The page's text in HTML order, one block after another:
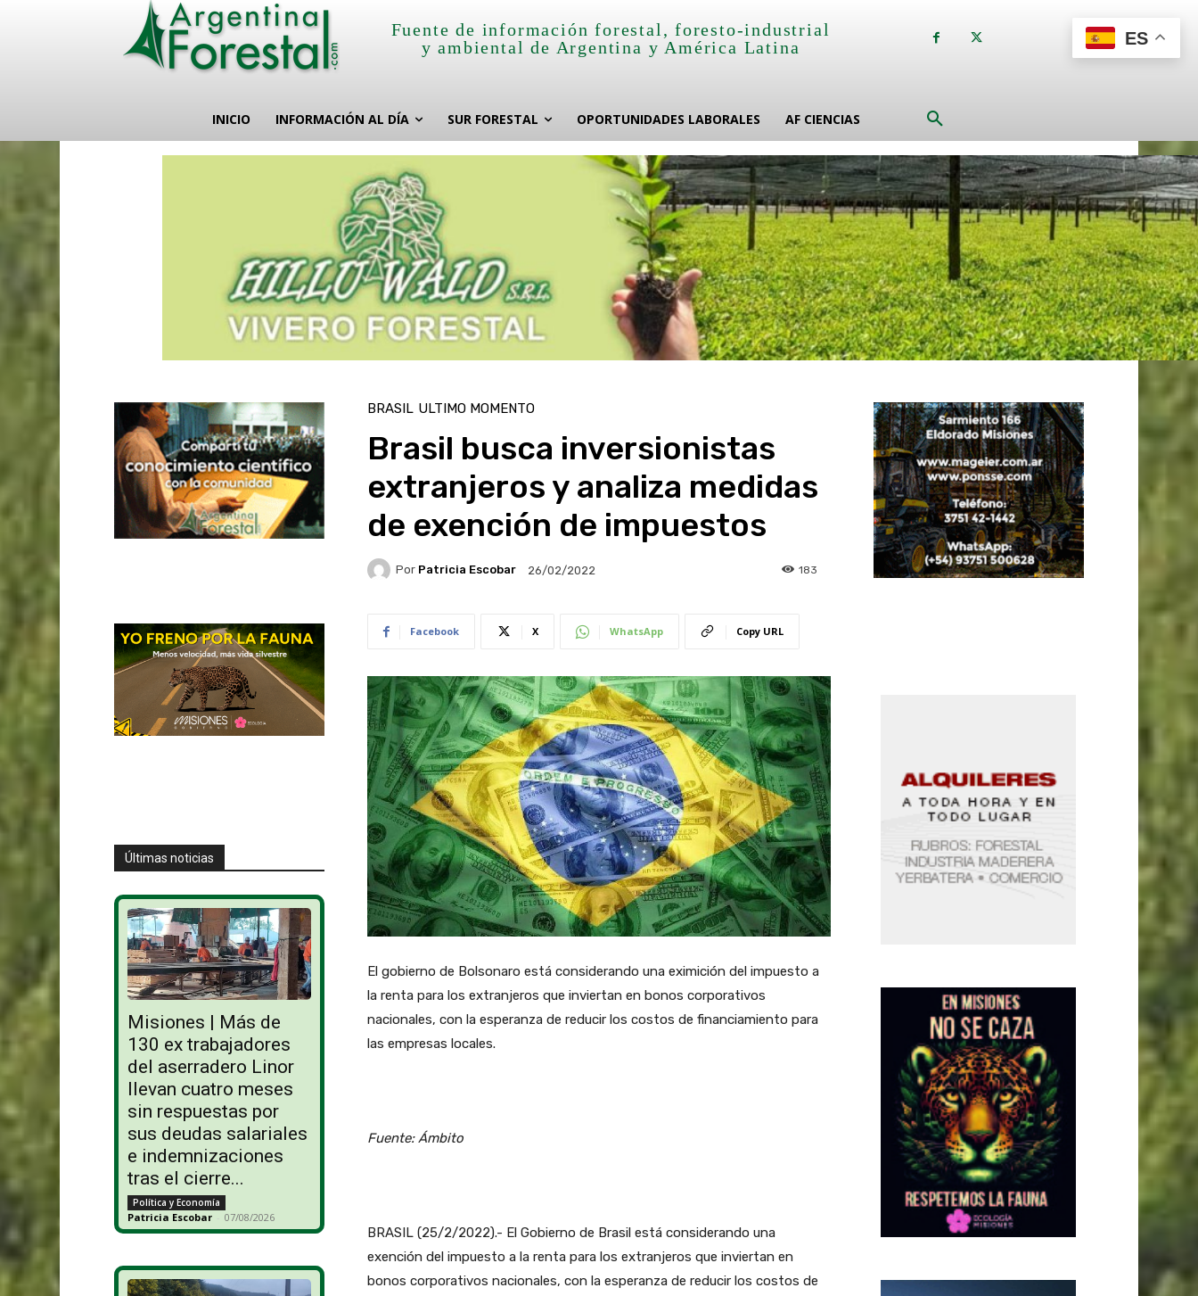
Fuente de información forestal, foresto-industrial
y ambiental de Argentina y América Latina
INICIO INFORMACIÓN AL DÍA SUR FORESTAL OPORTUNIDADES LABORALES AF CIENCIAS
Últimas noticias
Misiones | Más de
130 ex trabajadores
del aserradero Linor
llevan cuatro meses
sin respuestas por
sus deudas salariales
e indemnizaciones
tras el cierre...
Política y Economía
Patricia Escobar - 07/08/2026
BRASIL ULTIMO MOMENTO
Brasil busca inversionistas
extranjeros y analiza medidas
de exención de impuestos
Por Patricia Escobar 26/02/2022 183
Facebook X WhatsApp Copy URL
El gobierno de Bolsonaro está considerando una eximición del impuesto a
la renta para los extranjeros que inviertan en bonos corporativos
nacionales, con la esperanza de reducir los costos de financiamiento para
las empresas locales.
Fuente: Ámbito
BRASIL (25/2/2022).- El Gobierno de Brasil está considerando una
exención del impuesto a la renta para los extranjeros que inviertan en
bonos corporativos nacionales, con la esperanza de reducir los costos de
ES